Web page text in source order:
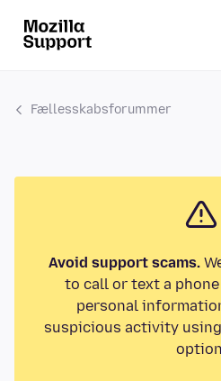
Fællesskabsforummer
Avoid support scams.
to call or text a
personal
suspicious activity using